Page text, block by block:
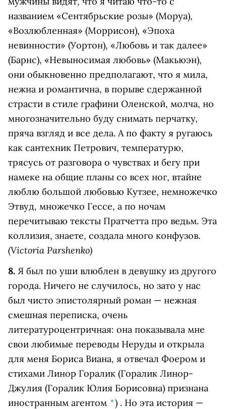
названием «Сентябрьские розы» (Моруа),
«Возлюбленная» (Моррисон), «Эпоха
невинности» (Уортон), «Любовь и так далее»
(Барнс), «Невыносимая любовь» (Макьюэн),
они обыкновенно предполагают, что я мила,
нежна и романтична, в порыве сдержанной
страсти в стиле графини Оленской, молча, но
многозначительно буду снимать перчатку,
пряча взгляд и все дела. А по факту я ругаюсь
как сантехник Петрович, температурю,
трясусь от разговора о чувствах и бегу при
намеке на общие планы со всех ног, втайне
люблю большой любовью Кутзее, немножечко
Этвуд, множечко Гессе, а по ночам
перечитываю тексты Пратчетта про ведьм. Эта
коллизия, знаете, создала много конфузов.
(Victoria Parshenko)
8. Я был по уши влюблен в девушку из другого
города. Ничего не случилось, но зато у нас
был чисто эпистолярный роман — нежная
смешная переписка, очень
литературоцентричная: она показывала мне
свои любимые переводы Неруды и открыла
для меня Бориса Виана, я отвечал Фоером и
стихами Линор Горалик (Горалик Линор-
Джулия (Горалик Юлия Борисовна) признана
иностранным агентом *) . Но эта история —